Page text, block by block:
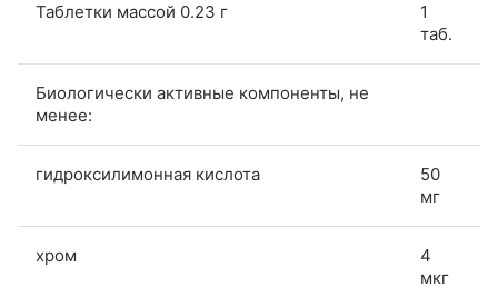
Таблетки массой 0.23 г
1
таб.
Биологически активные компоненты, не
менее:
гидроксилимонная кислота
50
мг
хром
4
мкг